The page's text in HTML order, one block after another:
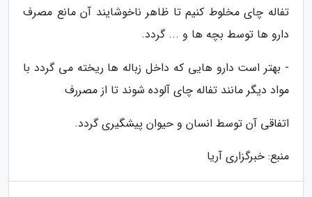
تفاله چای مخلوط کنیم تا ظاهر ناخوشایند آن مانع مصرف
دارو ها توسط بچه ها و ... گردد.
- بهتر است دارو هایی که داخل زباله ها ریخته می گردد با
مواد دیگر مانند تفاله چای آلوده شوند تا از مصررف
اتفاقی آن توسط انسان و حیوان پیشگیری گردد.
منبع: خبرگزاری آریا